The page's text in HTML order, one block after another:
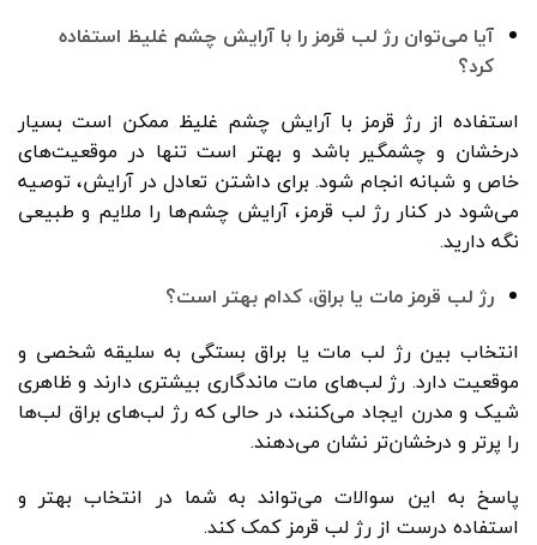
آیا می‌توان رژ لب قرمز را با آرایش چشم غلیظ استفاده
کرد؟
استفاده از رژ قرمز با آرایش چشم غلیظ ممکن است بسیار
درخشان و چشمگیر باشد و بهتر است تنها در موقعیت‌های
خاص و شبانه انجام شود. برای داشتن تعادل در آرایش، توصیه
می‌شود در کنار رژ لب قرمز، آرایش چشم‌ها را ملایم و طبیعی
نگه دارید.
رژ لب قرمز مات یا براق، کدام بهتر است؟
انتخاب بین رژ لب مات یا براق بستگی به سلیقه شخصی و
موقعیت دارد. رژ لب‌های مات ماندگاری بیشتری دارند و ظاهری
شیک و مدرن ایجاد می‌کنند، در حالی که رژ لب‌های براق لب‌ها
را پرتر و درخشان‌تر نشان می‌دهند.
پاسخ به این سوالات می‌تواند به شما در انتخاب بهتر و
استفاده درست از رژ لب قرمز کمک کند.